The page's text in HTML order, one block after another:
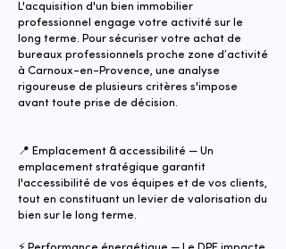
L'acquisition d'un bien immobilier
professionnel engage votre activité sur le
long terme. Pour sécuriser votre achat de
bureaux professionnels proche zone d’activité
à Carnoux-en-Provence, une analyse
rigoureuse de plusieurs critères s'impose
avant toute prise de décision.
📍 Emplacement & accessibilité — Un
emplacement stratégique garantit
l'accessibilité de vos équipes et de vos clients,
tout en constituant un levier de valorisation du
bien sur le long terme.